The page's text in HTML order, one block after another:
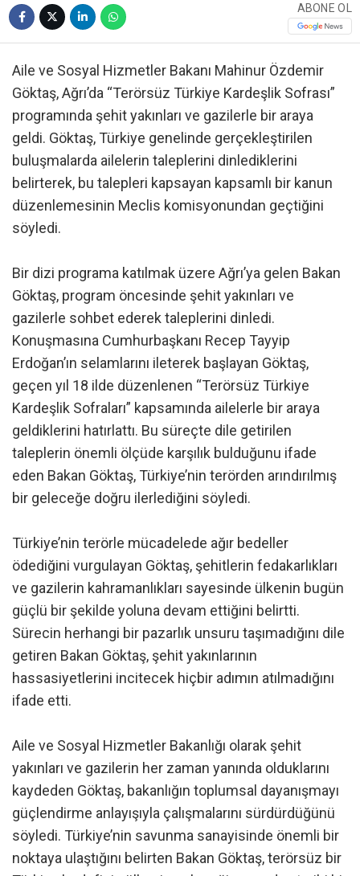
ABONE OL
Aile ve Sosyal Hizmetler Bakanı Mahinur Özdemir
Göktaş, Ağrı’da “Terörsüz Türkiye Kardeşlik Sofrası”
programında şehit yakınları ve gazilerle bir araya
geldi. Göktaş, Türkiye genelinde gerçekleştirilen
buluşmalarda ailelerin taleplerini dinlediklerini
belirterek, bu talepleri kapsayan kapsamlı bir kanun
düzenlemesinin Meclis komisyonundan geçtiğini
söyledi.
Bir dizi programa katılmak üzere Ağrı’ya gelen Bakan
Göktaş, program öncesinde şehit yakınları ve
gazilerle sohbet ederek taleplerini dinledi.
Konuşmasına Cumhurbaşkanı Recep Tayyip
Erdoğan’ın selamlarını ileterek başlayan Göktaş,
geçen yıl 18 ilde düzenlenen “Terörsüz Türkiye
Kardeşlik Sofraları” kapsamında ailelerle bir araya
geldiklerini hatırlattı. Bu süreçte dile getirilen
taleplerin önemli ölçüde karşılık bulduğunu ifade
eden Bakan Göktaş, Türkiye’nin terörden arındırılmış
bir geleceğe doğru ilerlediğini söyledi.
Türkiye’nin terörle mücadelede ağır bedeller
ödediğini vurgulayan Göktaş, şehitlerin fedakarlıkları
ve gazilerin kahramanlıkları sayesinde ülkenin bugün
güçlü bir şekilde yoluna devam ettiğini belirtti.
Sürecin herhangi bir pazarlık unsuru taşımadığını dile
getiren Bakan Göktaş, şehit yakınlarının
hassasiyetlerini incitecek hiçbir adımın atılmadığını
ifade etti.
Aile ve Sosyal Hizmetler Bakanlığı olarak şehit
yakınları ve gazilerin her zaman yanında olduklarını
kaydeden Göktaş, bakanlığın toplumsal dayanışmayı
güçlendirme anlayışıyla çalışmalarını sürdürdüğünü
söyledi. Türkiye’nin savunma sanayisinde önemli bir
noktaya ulaştığını belirten Bakan Göktaş, terörsüz bir